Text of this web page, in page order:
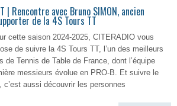
| Rencontre avec Bruno SIMON, ancien
de la 4S Tours TT
cette saison 2024-2025, CITERADIO vous
de suivre la 4S Tours TT, l’un des meilleurs
de Tennis de Table de France, dont l’équipe
messieurs évolue en PRO-B. Et suivre le
c’est aussi découvrir les personnes